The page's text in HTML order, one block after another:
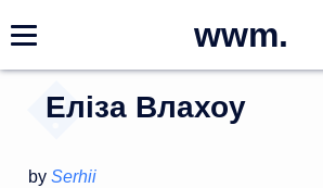
wwm.
Еліза Влахоу
by Serhii